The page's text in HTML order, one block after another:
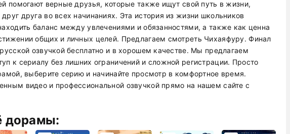
помогают верные друзья, которые также ищут свой путь в жизни,
друга во всех начинаниях. Эта история из жизни школьников
баланс между увлечениями и обязанностями, а также как ценна
общих и личных целей. Предлагаем смотреть Чихаяфуру. Финал
озвучкой бесплатно и в хорошем качестве. Мы предлагаем
к сериалу без лишних ограничений и сложной регистрации. Просто
выберите серию и начинайте просмотр в комфортное время.
видео и профессиональной озвучкой прямо на нашем сайте с
дорамы: